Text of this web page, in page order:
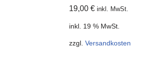
19,00€ inkl. MwSt.
inkl. 19 % MwSt.
zzgl.Versandkosten